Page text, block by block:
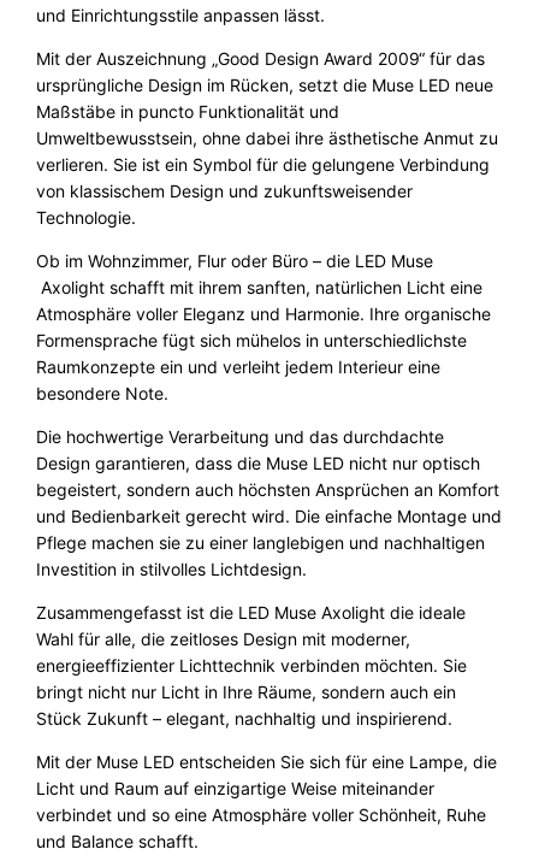
und Einrichtungsstile anpassen lässt.
Mit der Auszeichnung „Good Design Award 2009“ für das
ursprüngliche Design im Rücken, setzt die Muse LED neue
Maßstäbe in puncto Funktionalität und
Umweltbewusstsein, ohne dabei ihre ästhetische Anmut zu
verlieren. Sie ist ein Symbol für die gelungene Verbindung
von klassischem Design und zukunftsweisender
Technologie.
Ob im Wohnzimmer, Flur oder Büro – die LED Muse
Axolight schafft mit ihrem sanften, natürlichen Licht eine
Atmosphäre voller Eleganz und Harmonie. Ihre organische
Formensprache fügt sich mühelos in unterschiedlichste
Raumkonzepte ein und verleiht jedem Interieur eine
besondere Note.
Die hochwertige Verarbeitung und das durchdachte
Design garantieren, dass die Muse LED nicht nur optisch
begeistert, sondern auch höchsten Ansprüchen an Komfort
und Bedienbarkeit gerecht wird. Die einfache Montage und
Pflege machen sie zu einer langlebigen und nachhaltigen
Investition in stilvolles Lichtdesign.
Zusammengefasst ist die LED Muse Axolight die ideale
Wahl für alle, die zeitloses Design mit moderner,
energieeffizienter Lichttechnik verbinden möchten. Sie
bringt nicht nur Licht in Ihre Räume, sondern auch ein
Stück Zukunft – elegant, nachhaltig und inspirierend.
Mit der Muse LED entscheiden Sie sich für eine Lampe, die
Licht und Raum auf einzigartige Weise miteinander
verbindet und so eine Atmosphäre voller Schönheit, Ruhe
und Balance schafft.